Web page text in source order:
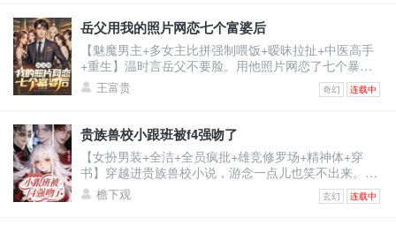
沈易心中狂喜：“死一次，顶苦修三年？！”为了考上武
校，他站上百米高楼，纵身一跃！摔成烂泥，属性暴
涨！嗑药暴毙，解锁特殊词条！夜半，杀手悄悄潜入房
间。沈易两眼放
岳父用我的照片网恋七个富婆后
【魅魔男主+多女主比拼强制喂饭+暧昧拉扯+中医高手
+重生】温时言岳父不要脸。用他照片网恋了七个暴脾
气的大富婆，连累温时言被打断右手，断了中医生涯。
重活一世，温时言立誓保护右手，救死扶伤，不违师
时。温时言还没反应，跟他作对的富婆们不乐意了。纷
纷砸钱给他砸资源，牵人脉。凭什么说温大夫不行！他
是最强的！医术也是！一开始人们嗤之以鼻。后开整个
医学界都被他的医
王富贵 奇幻 连载中
贵族兽校小跟班被f4强吻了
【女扮男装+全洁+全员疯批+雄竞修罗场+精神体+穿
书】穿越进贵族兽校小说，游念一点儿也笑不出来。因
为女主是假白莲真黑心，F4男主们都是疯批，而她是女
扮男装且莫名其妙跟男主们同宿舍的小炮灰。她只想保
檐下观 玄幻 连载中